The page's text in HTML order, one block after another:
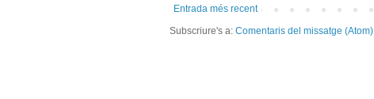
Entrada més recent
Subscriure's a: Comentaris del missatge (Atom)